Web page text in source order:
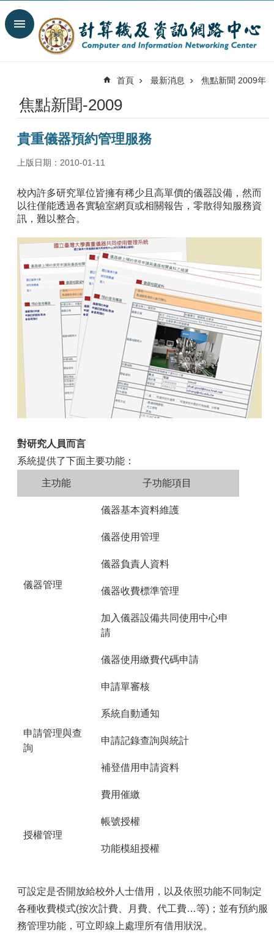
跳到主要內容區塊
搜
尋
最
消
於
我
們
服
陣
我
們
首頁 最新消息 焦點新聞 2009年
焦點新聞-2009
貴重儀器預約管理服務
上版日期：2010-01-11
校內許多研究單位皆擁有稀少且高單價的儀器設備，然而
以往僅能透過各實驗室網頁或相關報告，零散得知服務資
訊，難以整合。
對研究人員而言
系統提供了下面主要功能：
主功能 子功能項目
儀器管理
儀器基本資料維護
儀器使用管理
儀器負責人資料
儀器收費標準管理
加入儀器設備共同使用中心申
請
儀器使用繳費代碼申請
申請管理與查
詢
申請單審核
系統自動通知
申請記錄查詢與統計
補登借用申請資料
費用催繳
授權管理
帳號授權
功能模組授權
可設定是否開放給校外人士借用，以及依照功能不同制定
各種收費模式(按次計費、月費、代工費…等)；並有預約服
務管理功能，可立即線上處理所有借用狀況。